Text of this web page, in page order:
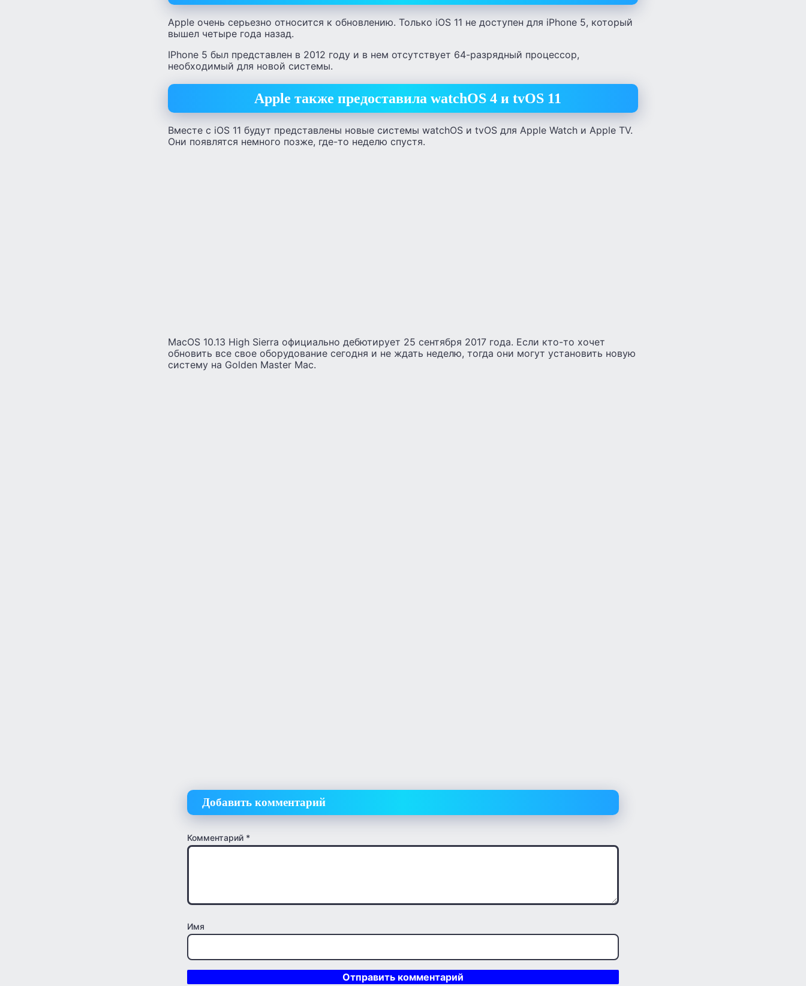
Apple очень серьезно относится к обновлению. Только iOS 11 не доступен для iPhone 5, который
вышел четыре года назад.
IPhone 5 был представлен в 2012 году и в нем отсутствует 64-разрядный процессор,
необходимый для новой системы.
Apple также предоставила watchOS 4 и tvOS 11
Вместе с iOS 11 будут представлены новые системы watchOS и tvOS для Apple Watch и Apple TV.
Они появлятся немного позже, где-то неделю спустя.
MacOS 10.13 High Sierra официально дебютирует 25 сентября 2017 года. Если кто-то хочет
обновить все свое оборудование сегодня и не ждать неделю, тогда они могут установить новую
систему на Golden Master Mac.
Добавить комментарий
Комментарий *
Имя